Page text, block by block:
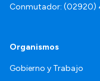
Conmutador: (02920)
Organismos
Gobierno y Trabajo